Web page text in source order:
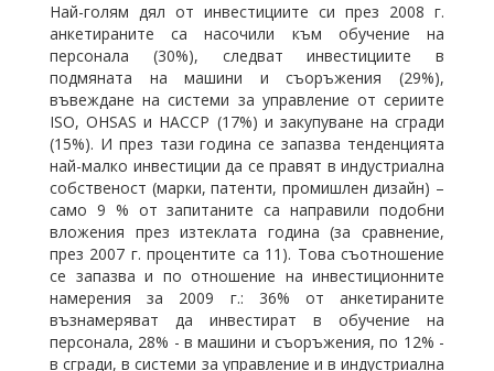
Най-голям дял от инвестициите си през 2008 г.
анкетираните са насочили към обучение на
персонала (30%), следват инвестициите в
подмяната на машини и съоръжения (29%),
въвеждане на системи за управление от сериите
ISO, OHSAS и HACCP (17%) и закупуване на сгради
(15%). И през тази година се запазва тенденцията
най-малко инвестиции да се правят в индустриална
собственост (марки, патенти, промишлен дизайн) –
само 9 % от запитаните са направили подобни
вложения през изтеклата година (за сравнение,
през 2007 г. процентите са 11). Това съотношение
се запазва и по отношение на инвестиционните
намерения за 2009 г.: 36% от анкетираните
възнамеряват да инвестират в обучение на
персонала, 28% - в машини и съоръжения, по 12% -
в сгради, в системи за управление и в индустриална